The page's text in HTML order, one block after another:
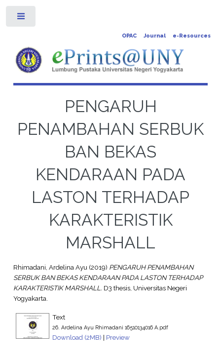
OPAC Journal e-Resources
PENGARUH
PENAMBAHAN SERBUK
BAN BEKAS
KENDARAAN PADA
LASTON TERHADAP
KARAKTERISTIK
MARSHALL
Rhimadani, Ardelina Ayu(2019) PENGARUH PENAMBAHAN
SERBUK BAN BEKAS KENDARAAN PADA LASTON TERHADAP
KARAKTERISTIK MARSHALL. D3 thesis, Universitas Negeri
Yogyakarta.
Text
26. Ardelina Ayu Rhimadani 16510134016 A.pdf
Download (2MB) | Preview